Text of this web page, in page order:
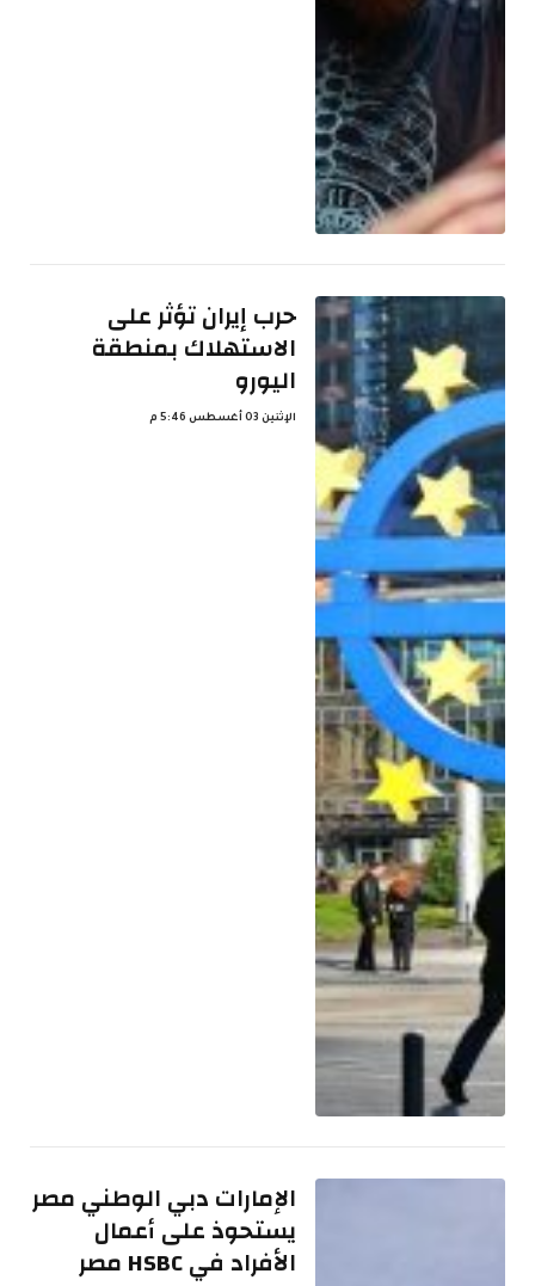
حرب إيران تؤثر على
الاستهلاك بمنطقة
اليورو
الإثنين 03 أغسطس 5:46 م
الإمارات دبي الوطني مصر
يستحوذ على أعمال
الأفراد في HSBC مصر